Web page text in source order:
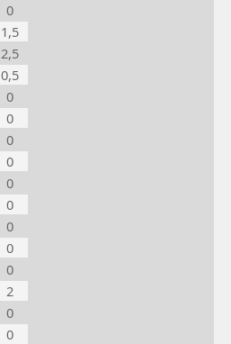
0
1,5
2,5
0,5
0
0
0
0
0
0
0
0
0
2
0
0